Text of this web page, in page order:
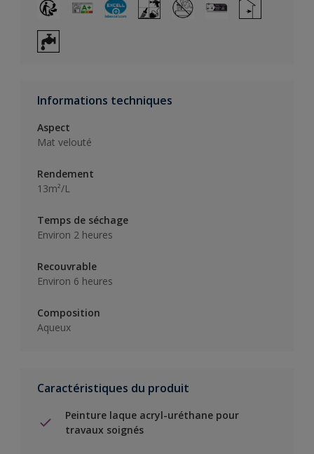
Informations techniques
Aspect
Mat velouté
Rendement
13m²/L
Temps de séchage
Environ 2 heures
Recouvrable
Environ 6 heures
Composition
Aqueux
Caractéristiques du produit
Peinture laque acryl-uréthane pour
travaux soignés